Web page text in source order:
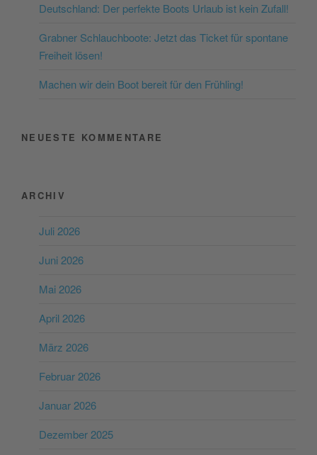
powered by
Consent Management
Deutschland: Der perfekte Boots Urlaub ist kein Zufall!
Grabner Schlauchboote: Jetzt das Ticket für spontane
Freiheit lösen!
Machen wir dein Boot bereit für den Frühling!
NEUESTE KOMMENTARE
ARCHIV
Juli 2026
Juni 2026
Mai 2026
April 2026
März 2026
Februar 2026
Januar 2026
Dezember 2025